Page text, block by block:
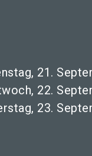
21.
22.
23.